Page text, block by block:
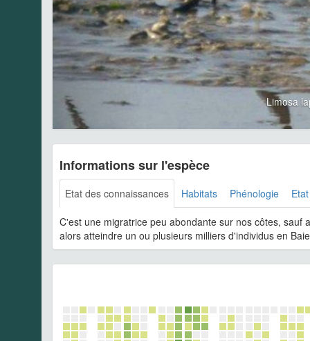
Limosa
Informations sur l'espèce
Etat des connaissances Habitats Phénologie
C'est une migratrice peu abondante sur nos côtes,
alors atteindre un ou plusieurs milliers d'individus en